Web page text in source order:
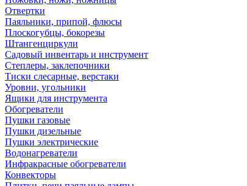
Отвертки
Паяльники, припой, флюсы
Плоскогубцы, бокорезы
Штангенциркули
Садовый инвентарь и инструмент
Степлеры, заклепочники
Тиски слесарные, верстаки
Уровни, угольники
Ящики для инструмента
Обогреватели
Пушки газовые
Пушки дизельные
Пушки электрические
Водонагреватели
Инфракрасные обогреватели
Конвекторы